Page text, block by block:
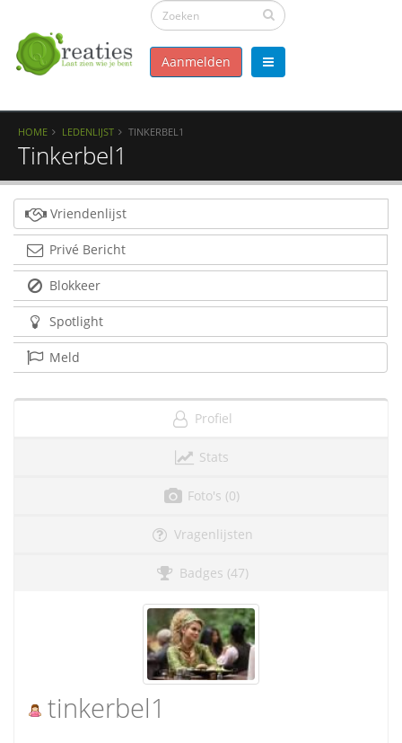
Aanmelden
HOME LEDENLIJST TINKERBEL1
Tinkerbel1
Vriendenlijst
Privé Bericht
Blokkeer
Spotlight
Meld
Profiel
Stats
Foto's (0)
Vragenlijsten
Badges (47)
tinkerbel1